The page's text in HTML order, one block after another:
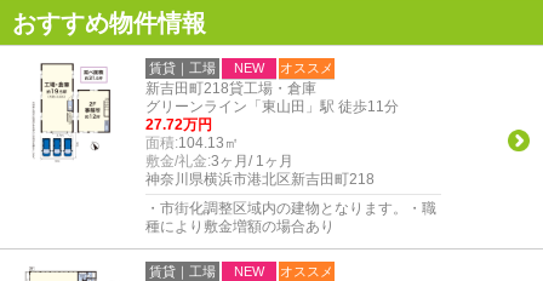
おすすめ物件情報
賃貸｜工場 NEW オススメ
新吉田町218貸工場・倉庫
グリーンライン「東山田」駅 徒歩11分
27.72万円
面積:104.13㎡
敷金/礼金:3ヶ月/ 1ヶ月
神奈川県横浜市港北区新吉田町218
・市街化調整区域内の建物となります。・職
種により敷金増額の場合あり
賃貸｜工場 NEW オススメ